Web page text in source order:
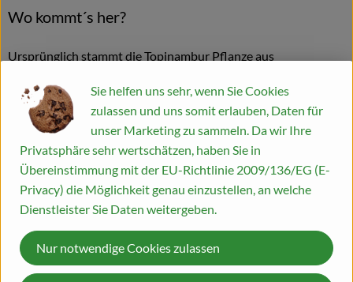
Wo kommt´s her?
Ursprünglich stammt die Topinambur Pflanze aus
verbreitet. In Europa breitete sie sich von Frankreich über den
Elsass nach Baden aus und galt dort als Delikatesse, bis sie
Mitte des 18. Jahrhunderts weitgehend von der Kartoffel
verdrängt wurde.
Wie sieht´s aus?
Die Knollen der Topinambur pflanze sind in Ihrer Größe mit
kleineren Kartoffeln vergleichbar ähneln ansonsten aber eher
der Ingwerknolle.
Sie helfen uns sehr, wenn Sie Cookies
zulassen und uns somit erlauben, Daten für
unser Marketing zu sammeln. Da wir Ihre
Privatsphäre sehr wertschätzen, haben Sie in
Übereinstimmung mit der EU-Richtlinie 2009/136/EG (E-
Privacy) die Möglichkeit genau einzustellen, an welche
Dienstleister Sie Daten weitergeben.
Nur notwendige Cookies zulassen